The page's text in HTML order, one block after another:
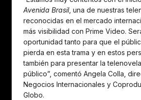
Avenida Brasil, una de nuestras
reconocidas en el mercado
más visibilidad con Prime Video.
oportunidad tanto para que el
pierda en esta trama y en estos
también para presentar la
público”, comentó Angela Colla,
Negocios Internacionales y
Globo.